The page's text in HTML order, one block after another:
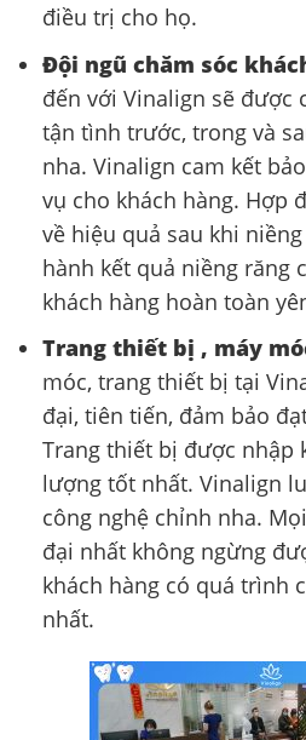
điều trị cho họ.
Đội ngũ chăm sóc
đến với Vinalign sẽ được
tận tình trước, trong và
nha. Vinalign cam kết
vụ cho khách hàng. Hợp
về hiệu quả sau khi
hành kết quả niềng răng
khách hàng hoàn toàn
Trang thiết bị , máy
móc, trang thiết bị tại
đại, tiên tiến, đảm bảo
Trang thiết bị được nhập
lượng tốt nhất. Vinalign
công nghệ chỉnh nha.
đại nhất không ngừng
khách hàng có quá trình
nhất.